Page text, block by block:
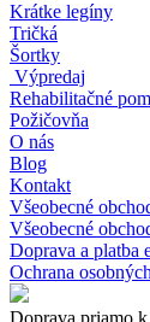
Krátke legíny
Tričká
Šortky
Výpredaj
Rehabilitačné
Požičovňa
O nás
Blog
Kontakt
Všeobecné
Všeobecné
Doprava a platba
Ochrana
Doprava priamo